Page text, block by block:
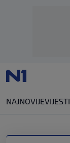
NAJNOVIJEVIJESTI